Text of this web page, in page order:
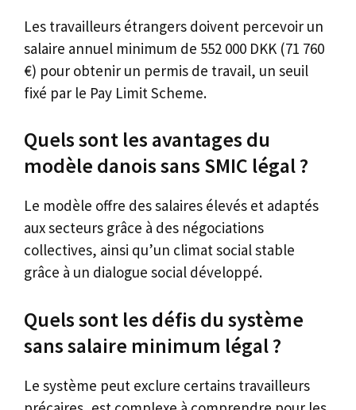
Les travailleurs étrangers doivent percevoir un
salaire annuel minimum de 552 000 DKK (71 760
€) pour obtenir un permis de travail, un seuil
fixé par le Pay Limit Scheme.
Quels sont les avantages du
modèle danois sans SMIC légal ?
Le modèle offre des salaires élevés et adaptés
aux secteurs grâce à des négociations
collectives, ainsi qu’un climat social stable
grâce à un dialogue social développé.
Quels sont les défis du système
sans salaire minimum légal ?
Le système peut exclure certains travailleurs